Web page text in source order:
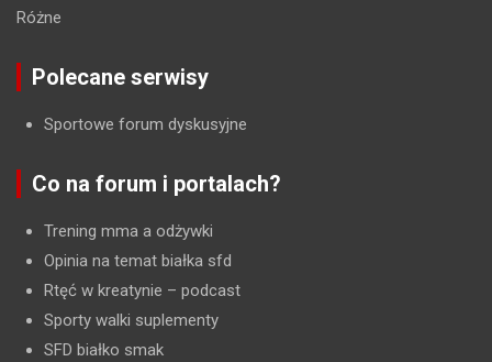
Różne
Polecane serwisy
Sportowe forum dyskusyjne
Co na forum i portalach?
Trening mma a odżywki
Opinia na temat białka sfd
Rtęć w kreatynie – podcast
Sporty walki suplementy
SFD białko smak